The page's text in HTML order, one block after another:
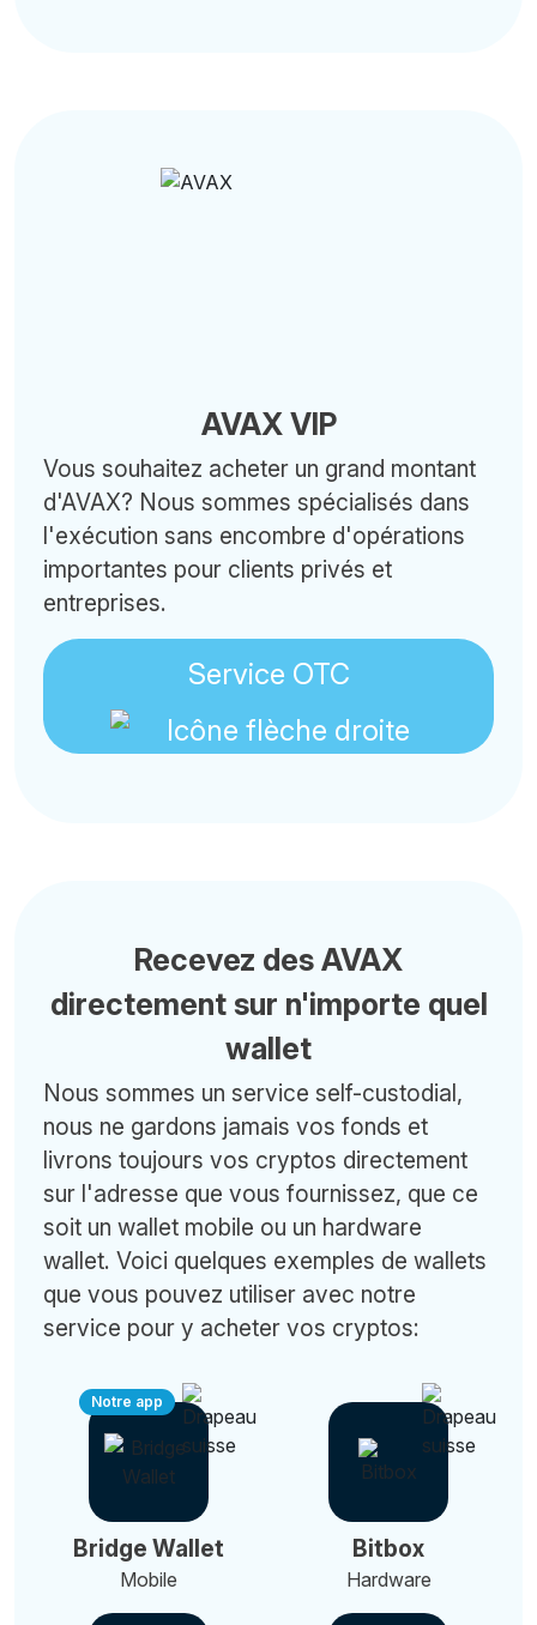
AVAX VIP
Vous souhaitez acheter un grand montant
d'AVAX? Nous sommes spécialisés dans
l'exécution sans encombre d'opérations
importantes pour clients privés et
entreprises.
Service OTC
Recevez des AVAX
directement sur n'importe quel
wallet
Nous sommes un service self-custodial,
nous ne gardons jamais vos fonds et
livrons toujours vos cryptos directement
sur l'adresse que vous fournissez, que ce
soit un wallet mobile ou un hardware
wallet. Voici quelques exemples de wallets
que vous pouvez utiliser avec notre
service pour y acheter vos cryptos:
Notre app
Bridge Wallet
Mobile
Bitbox
Hardware